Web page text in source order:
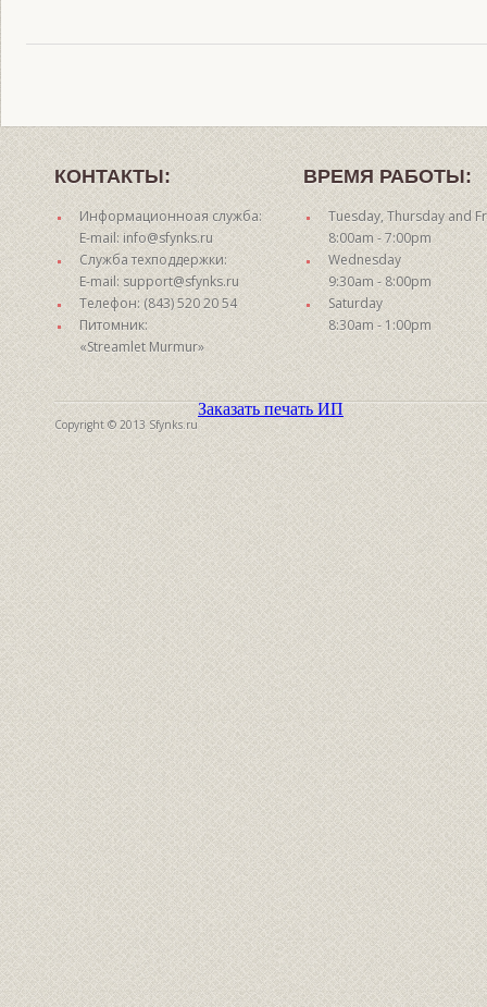
КОНТАКТЫ:
Информационноая служба:
E-mail: info@sfynks.ru
Служба техподдержки:
E-mail: support@sfynks.ru
Телефон: (843) 520 20 54
Питомник:
«Streamlet Murmur»
ВРЕМЯ РАБОТЫ:
Tuesday, Thursday and
8:00am - 7:00pm
Wednesday
9:30am - 8:00pm
Saturday
8:30am - 1:00pm
Copyright © 2013 Sfynks.ru
Заказать печать ИП